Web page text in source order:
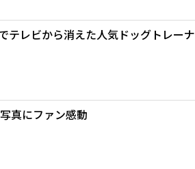
テレビから消えた人気ドッグトレーナ
真にファン感動